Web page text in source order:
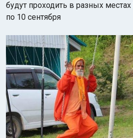
будут проходить в разных местах
по 10 сентября